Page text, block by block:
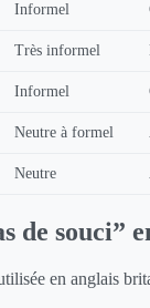
Informel
Très informel
Informel
Neutre à formel
Neutre
de souci”
en anglais